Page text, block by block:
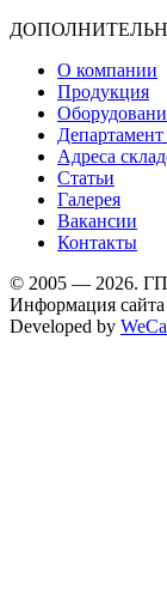
О компании
Продукция
Адреса
Статьи
Галерея
Вакансии
Контакты
© 2005 — 2026.
Информация сайта
Developed by